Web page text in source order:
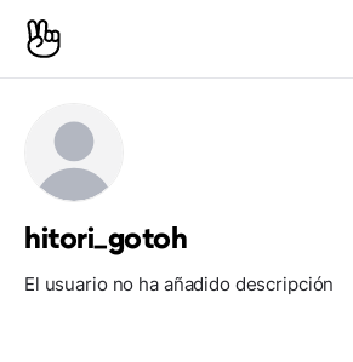
hitori_gotoh
El usuario no ha añadido descripción